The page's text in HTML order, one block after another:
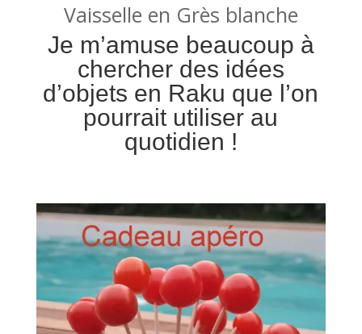
Vaisselle en Grès blanche
Je m’amuse beaucoup à
chercher des idées
d’objets en Raku que l’on
pourrait utiliser au
quotidien !